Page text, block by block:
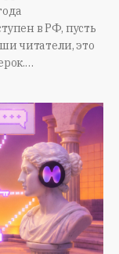
в РФ, пусть
читатели, это